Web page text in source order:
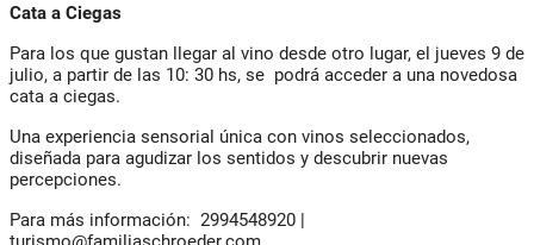
Cata a Ciegas
Para los que gustan llegar al vino desde otro lugar, el jueves 9 de
julio, a partir de las 10: 30 hs, se podrá acceder a una novedosa
cata a ciegas.
Una experiencia sensorial única con vinos seleccionados,
diseñada para agudizar los sentidos y descubrir nuevas
percepciones.
Para más información: 2994548920 |